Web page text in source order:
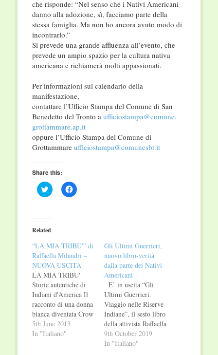
che risponde: “Nel senso che i Nativi Americani
danno alla adozione, sì, facciamo parte della
stessa famiglia. Ma non ho ancora avuto modo di
incontrarlo.”
Si prevede una grande affluenza all’evento, che
prevede un ampio spazio per la cultura nativa
americana e richiamerà molti appassionati.
Per informazioni sul calendario della
manifestazione,
contattare l’Ufficio Stampa del Comune di San
Benedetto del Tronto a ufficiostampa@comune.
grottammare.ap.it
oppure l’Ufficio Stampa del Comune di
Grottammare ufficiostampa@comunesbt.it
Share this:
Click
to
(Opens
in
new
Click
to
Related
“LA MIA TRIBU'” di
Raffaella Milandri –
NUOVA USCITA
LA MIA TRIBU'
Storie autentiche di
Indiani d'America Il
racconto di una donna
bianca diventata Crow
"Quando ero bambina,
divoravo i fumetti di
5th June 2013
In "Italiano"
Gli Ultimi Guerrieri,
nuovo libro-verità
dalla parte dei Nativi
Americani
E’ in uscita “Gli
Ultimi Guerrieri.
Viaggio nelle Riserve
Indiane”, il sesto libro
della attivista Raffaella
Milandri, che racconta
un viaggio-inchiesta
9th October 2019
In "Italiano"